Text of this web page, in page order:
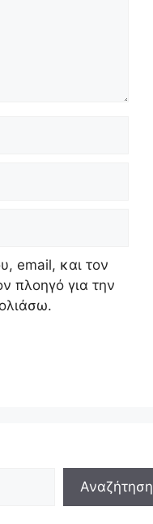
email, και τον
πλοηγό για την
Αναζήτηση